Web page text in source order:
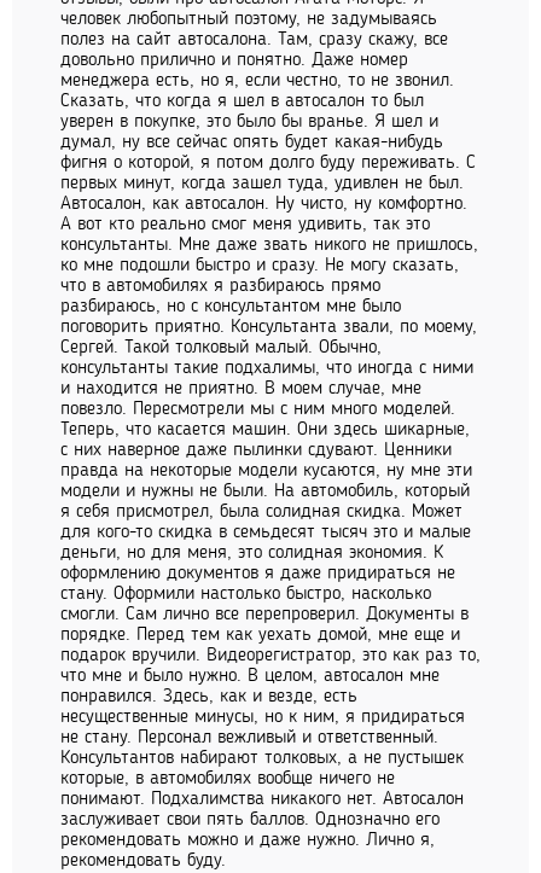
человек любопытный поэтому, не задумываясь
полез на сайт автосалона. Там, сразу скажу, все
довольно прилично и понятно. Даже номер
менеджера есть, но я, если честно, то не звонил.
Сказать, что когда я шел в автосалон то был
уверен в покупке, это было бы вранье. Я шел и
думал, ну все сейчас опять будет какая-нибудь
фигня о которой, я потом долго буду переживать. С
первых минут, когда зашел туда, удивлен не был.
Автосалон, как автосалон. Ну чисто, ну комфортно.
А вот кто реально смог меня удивить, так это
консультанты. Мне даже звать никого не пришлось,
ко мне подошли быстро и сразу. Не могу сказать,
что в автомобилях я разбираюсь прямо
разбираюсь, но с консультантом мне было
поговорить приятно. Консультанта звали, по моему,
Сергей. Такой толковый малый. Обычно,
консультанты такие подхалимы, что иногда с ними
и находится не приятно. В моем случае, мне
повезло. Пересмотрели мы с ним много моделей.
Теперь, что касается машин. Они здесь шикарные,
с них наверное даже пылинки сдувают. Ценники
правда на некоторые модели кусаются, ну мне эти
модели и нужны не были. На автомобиль, который
я себя присмотрел, была солидная скидка. Может
для кого-то скидка в семьдесят тысяч это и малые
деньги, но для меня, это солидная экономия. К
оформлению документов я даже придираться не
стану. Оформили настолько быстро, насколько
смогли. Сам лично все перепроверил. Документы в
порядке. Перед тем как уехать домой, мне еще и
подарок вручили. Видеорегистратор, это как раз то,
что мне и было нужно. В целом, автосалон мне
понравился. Здесь, как и везде, есть
несущественные минусы, но к ним, я придираться
не стану. Персонал вежливый и ответственный.
Консультантов набирают толковых, а не пустышек
которые, в автомобилях вообще ничего не
понимают. Подхалимства никакого нет. Автосалон
заслуживает свои пять баллов. Однозначно его
рекомендовать можно и даже нужно. Лично я,
рекомендовать буду.